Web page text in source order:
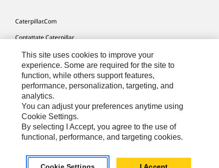
Caterpillar.com
Contattate Caterpillar
Le Mie Preferenze Di Marketing
Mappa Del Sito
Cookie Settings
Informazioni Legali
Tutela Della Privacy
Europe - Italian© 2026 Caterpillar. Tutti i diritti riservati.
This site uses cookies to improve your
experience. Some are required for the site to
function, while others support features,
performance, personalization, targeting, and
analytics.
You can adjust your preferences anytime using
Cookie Settings.
By selecting I Accept, you agree to the use of
functional, performance, and targeting cookies.